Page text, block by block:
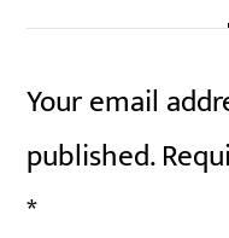
Your email
published.
*